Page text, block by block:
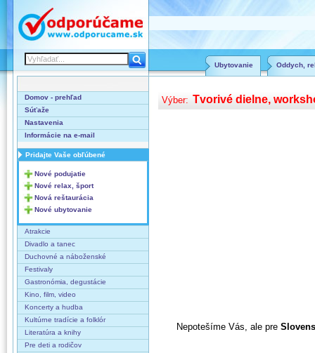
Oddych,
Ubytovanie
Domov - prehľad
Súťaže
Nastavenia
Informácie na e-mail
Pridajte Vaše obľúbené
Nové podujatie
Nové relax, šport
Nová reštaurácia
Nové ubytovanie
Atrakcie
Divadlo a tanec
Duchovné a náboženské
Festivaly
Gastronómia, degustácie
Kino, film, video
Koncerty a hudba
Kultúrne tradície a folklór
Literatúra a knihy
Pre deti a rodičov
Výber: Tvorivé dielne,
Nepotešíme Vás, ale pre